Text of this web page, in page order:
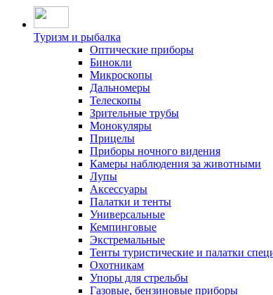
Туризм и рыбалка
Оптические приборы
Бинокли
Микроскопы
Дальномеры
Телескопы
Зрительные трубы
Монокуляры
Прицелы
Приборы ночного видения
Камеры наблюдения за животными
Лупы
Аксессуары
Палатки и тенты
Универсальные
Кемпинговые
Экстремальные
Тенты туристические и палатки
Охотникам
Упоры для стрельбы
Газовые, бензиновые приборы